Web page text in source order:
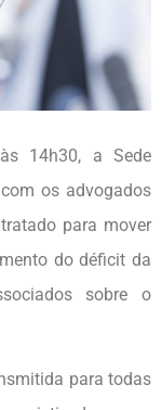
14h30, a Sede
os advogados
para mover
do déficit da
sobre o
para todas